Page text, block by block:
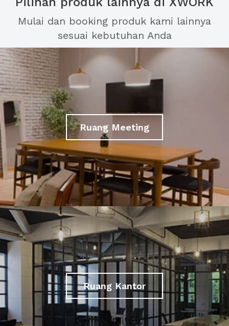
Mulai dan booking produk kami lainnya
sesuai kebutuhan Anda
Ruang Meeting
Ruang Kantor